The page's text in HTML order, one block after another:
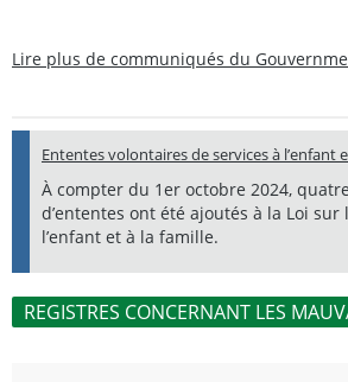
Lire plus de communiqués du
Ententes volontaires de services à l’enfant
À compter du 1er octobre 2024,
d’ententes ont été ajoutés à la Loi sur
l’enfant et à la famille.
REGISTRES CONCERNANT LES